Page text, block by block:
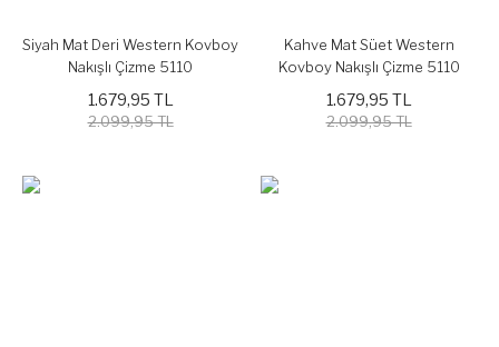
Siyah Mat Deri Western Kovboy
Nakışlı Çizme 5110
1.679,95 TL
2.099,95 TL
Kahve Mat Süet Western
Kovboy Nakışlı Çizme 5110
1.679,95 TL
2.099,95 TL